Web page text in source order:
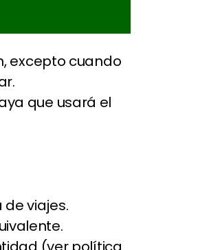
excepto cuando
que usará el
viajes.